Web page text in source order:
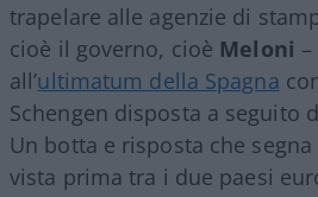
trapelare alle agenzie di
cioè il governo, cioè Meloni
all’ultimatum della Spagna
Schengen disposta a seguito
Un botta e risposta che
vista prima tra i due paesi